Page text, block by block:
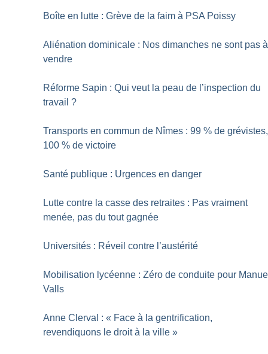
Boîte en lutte : Grève de la faim à PSA Poissy
Aliénation dominicale : Nos dimanches ne sont pas à
vendre
Réforme Sapin : Qui veut la peau de l’inspection du
travail ?
Transports en commun de Nîmes : 99 % de grévistes,
100 % de victoire
Santé publique : Urgences en danger
Lutte contre la casse des retraites : Pas vraiment
menée, pas du tout gagnée
Universités : Réveil contre l’austérité
Mobilisation lycéenne : Zéro de conduite pour
Valls
Anne Clerval : « Face à la gentrification,
revendiquons le droit à la ville »